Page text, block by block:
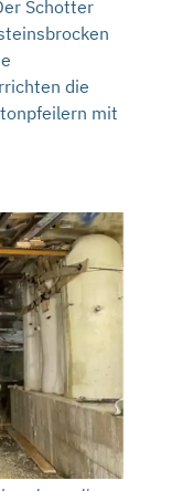
Schotter
die
mit